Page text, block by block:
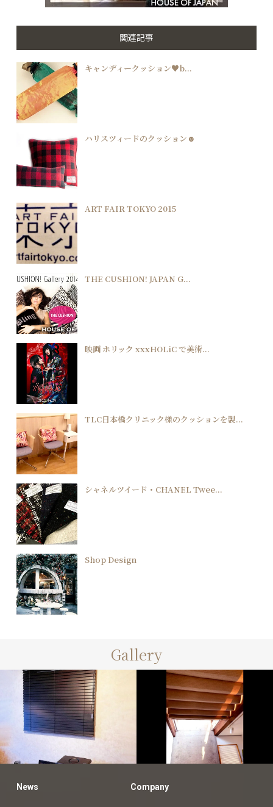
関連記事
キャンディークッション♥b...
ハリスツィードのクッション☻
ART FAIR TOKYO 2015
THE CUSHION! JAPAN G...
映画 ホリック xxxHOLiC で美術...
TLC日本橋クリニック様のクッションを製...
シャネルツイード・CHANEL Twee...
Shop Design
Gallery
customers
customers
News Company